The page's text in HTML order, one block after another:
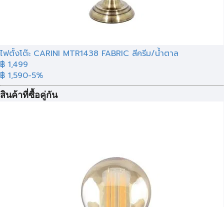
ไฟตั้งโต๊ะ CARINI MTR1438 FABRIC สีครีม/น้ำตาล
฿ 1,499
฿ 1,590-5%
สินค้าที่ซื้อคู่กัน